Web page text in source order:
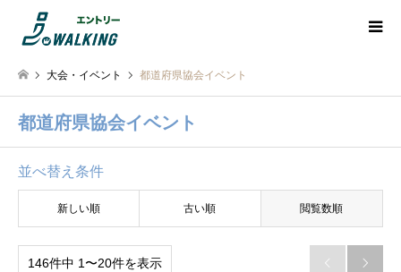
大会・イベント 都道府県協会イベント
都道府県協会イベント
並べ替え条件
新しい順 古い順 閲覧数順
146件中 1〜20件を表示  